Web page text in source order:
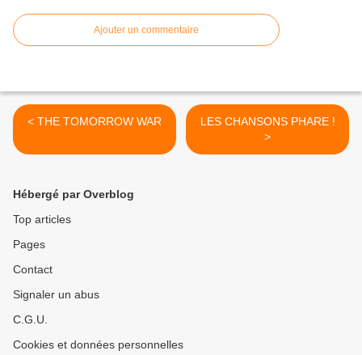
Ajouter un commentaire
< THE TOMORROW WAR
LES CHANSONS PHARE !
>
Hébergé par Overblog
Top articles
Pages
Contact
Signaler un abus
C.G.U.
Cookies et données personnelles